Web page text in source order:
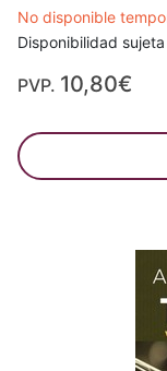
No disponible
Disponibilidad
PVP. 10,80€